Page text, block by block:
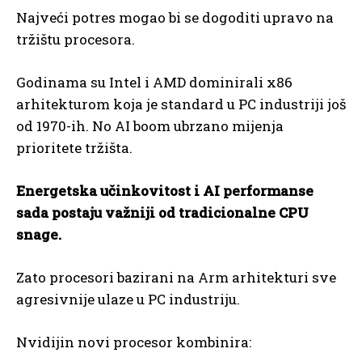
Najveći potres mogao bi se dogoditi upravo na
tržištu procesora.
Godinama su Intel i AMD dominirali x86
arhitekturom koja je standard u PC industriji još
od 1970-ih. No AI boom ubrzano mijenja
prioritete tržišta.
Energetska učinkovitost i AI performanse
sada postaju važniji od tradicionalne CPU
snage.
Zato procesori bazirani na Arm arhitekturi sve
agresivnije ulaze u PC industriju.
Nvidijin novi procesor kombinira: